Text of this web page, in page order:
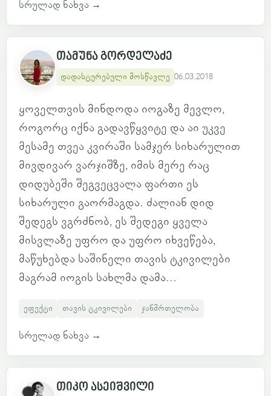
სრულად ნახვა →
თამუნა გორდელაძე
დადასტურებული მოსწავლე 06.03.2018
ყოველთვის მინდოდა იოგაზე მევლო,
როგორც იქნა გადავწყვიტე და აი უკვე
მესამე თვეა კვირაში სამჯერ სიხარულით
მივდივარ ვარჯიშზე, იმის მერე რაც
დიდუბეში შეგვეცვალა ფართი ეს
სიხარული გაორმაგდა. ძალიან დიდ
შედეგს ვგრძნობ, ეს შედეგი ყველა
მისვლაზე უფრო და უფრო იხვეწება,
მაწუხებდა საშინელი თავის ტკივილები
მაგრამ იოგის სახლმა დამა...
ეფექტი თავის ტკივილები ჯანმრთელობა
სრულად ნახვა →
თიკო ასეიშვილი